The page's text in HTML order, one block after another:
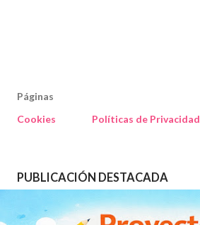
Páginas
Cookies
Políticas de Privacidad
PUBLICACIÓN DESTACADA